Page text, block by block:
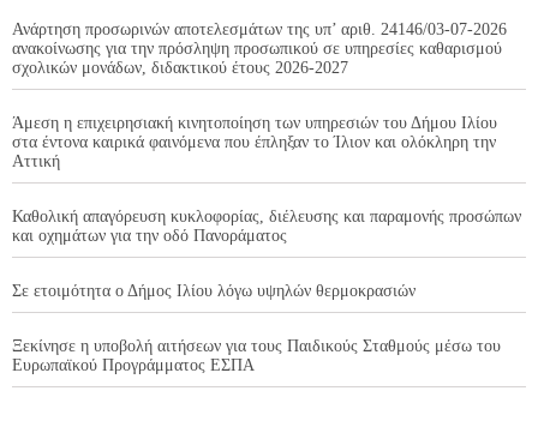
Ανάρτηση προσωρινών αποτελεσμάτων της υπ’ αριθ. 24146/03-07-2026
ανακοίνωσης για την πρόσληψη προσωπικού σε υπηρεσίες καθαρισμού
σχολικών μονάδων, διδακτικού έτους 2026-2027
Άμεση η επιχειρησιακή κινητοποίηση των υπηρεσιών του Δήμου Ιλίου
στα έντονα καιρικά φαινόμενα που έπληξαν το Ίλιον και ολόκληρη την
Αττική
Καθολική απαγόρευση κυκλοφορίας, διέλευσης και παραμονής προσώπων
και οχημάτων για την οδό Πανοράματος
Σε ετοιμότητα ο Δήμος Ιλίου λόγω υψηλών θερμοκρασιών
Ξεκίνησε η υποβολή αιτήσεων για τους Παιδικούς Σταθμούς μέσω του
Ευρωπαϊκού Προγράμματος ΕΣΠΑ